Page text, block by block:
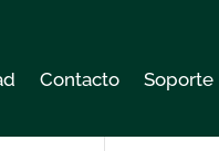
Contacto Soporte